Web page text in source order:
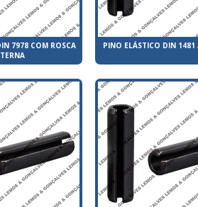
7978 COM ROSCA
PINO ELÁSTICO DIN